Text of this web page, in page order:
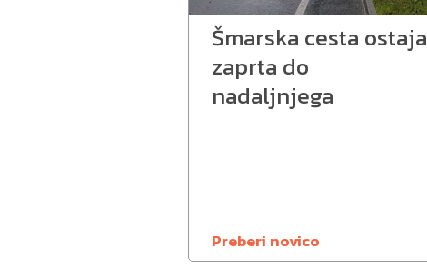
Šmarska cesta ostaja
zaprta do
nadaljnjega
Preberi novico